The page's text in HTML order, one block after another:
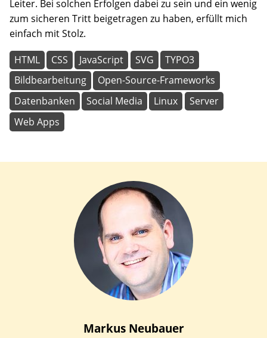
Leiter. Bei solchen Erfolgen dabei zu sein und ein wenig
zum sicheren Tritt beigetragen zu haben, erfüllt mich
einfach mit Stolz.
HTML CSS JavaScript SVG
TYPO3
Bildbearbeitung
Open-Source-Frameworks
Datenbanken
Social Media Linux
Server
Web Apps
Markus Neubauer